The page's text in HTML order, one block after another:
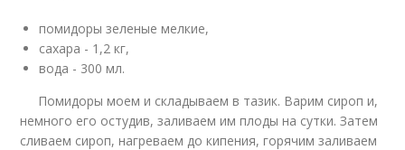
помидоры зеленые мелкие,
сахара - 1,2 кг,
вода - 300 мл.
Помидоры моем и складываем в тазик. Варим сироп и,
немного его остудив, заливаем им плоды на сутки. Затем
сливаем сироп, нагреваем до кипения, горячим заливаем